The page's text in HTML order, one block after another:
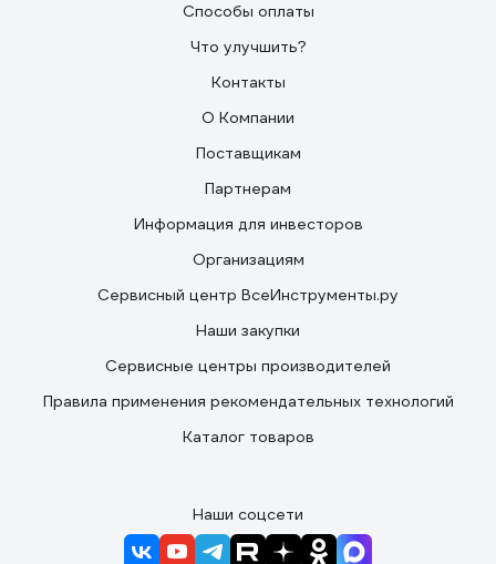
Способы оплаты
Что улучшить?
Контакты
О Компании
Поставщикам
Партнерам
Информация для инвесторов
Организациям
Сервисный центр ВсеИнструменты.ру
Наши закупки
Сервисные центры производителей
Правила применения рекомендательных технологий
Каталог товаров
Наши соцсети